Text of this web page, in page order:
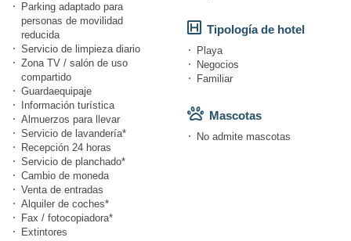
Parking adaptado para
personas de movilidad
reducida
Servicio de limpieza diario
Zona TV / salón de uso
compartido
Guardaequipaje
Información turística
Almuerzos para llevar
Servicio de lavandería*
Recepción 24 horas
Servicio de planchado*
Cambio de moneda
Venta de entradas
Alquiler de coches*
Fax / fotocopiadora*
Extintores
Tipología de hotel
Playa
Negocios
Familiar
Mascotas
No admite mascotas